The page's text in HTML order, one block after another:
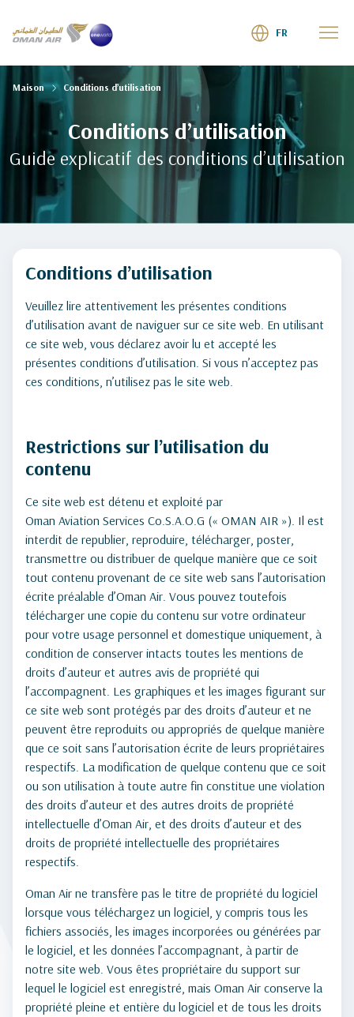
FR
Conditions d’utilisation
Guide explicatif des conditions d’utilisation
Maison Conditions d’utilisation
Conditions d’utilisation
Veuillez lire attentivement les présentes conditions
d’utilisation avant de naviguer sur ce site web. En utilisant
ce site web, vous déclarez avoir lu et accepté les
présentes conditions d’utilisation. Si vous n’acceptez pas
ces conditions, n’utilisez pas le site web.
Restrictions sur l’utilisation du
contenu
Ce site web est détenu et exploité par
Oman Aviation Services Co.S.A.O.G (« OMAN AIR »). Il est
interdit de republier, reproduire, télécharger, poster,
transmettre ou distribuer de quelque manière que ce soit
tout contenu provenant de ce site web sans l’autorisation
écrite préalable d’Oman Air. Vous pouvez toutefois
télécharger une copie du contenu sur votre ordinateur
pour votre usage personnel et domestique uniquement, à
condition de conserver intacts toutes les mentions de
droits d’auteur et autres avis de propriété qui
l’accompagnent. Les graphiques et les images figurant sur
ce site web sont protégés par des droits d’auteur et ne
peuvent être reproduits ou appropriés de quelque manière
que ce soit sans l’autorisation écrite de leurs propriétaires
respectifs. La modification de quelque contenu que ce soit
ou son utilisation à toute autre fin constitue une violation
des droits d’auteur et des autres droits de propriété
intellectuelle d’Oman Air, et des droits d’auteur et des
droits de propriété intellectuelle des propriétaires
respectifs.
Oman Air ne transfère pas le titre de propriété du logiciel
lorsque vous téléchargez un logiciel, y compris tous les
fichiers associés, les images incorporées ou générées par
le logiciel, et les données l’accompagnant, à partir de
notre site web. Vous êtes propriétaire du support sur
lequel le logiciel est enregistré, mais Oman Air conserve la
propriété pleine et entière du logiciel et de tous les droits